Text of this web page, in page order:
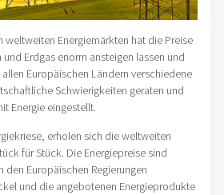
weltweiten Energiemärkten hat die Preise
Erdgas enorm ansteigen lassen und
Europäischen Ländern verschiedene
Schwierigkeiten geraten und
Energie eingestellt.
erholen sich die weltweiten
für Stück. Die Energiepreise sind
den Europäischen Regierungen
und die angebotenen Energieprodukte